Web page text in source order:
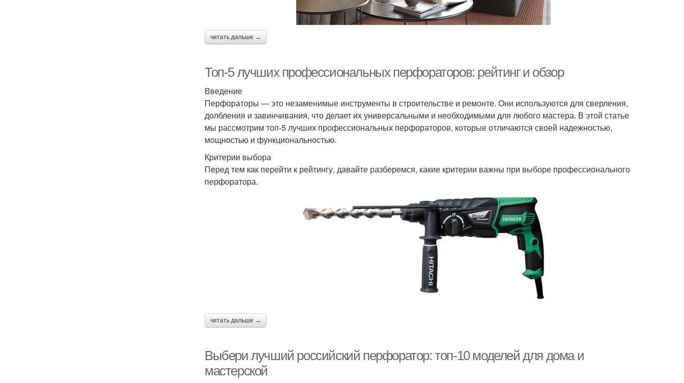
читать дальше →
Топ-5 лучших профессиональных перфораторов: рейтинг и обзор
Введение
Перфораторы — это незаменимые инструменты в строительстве и ремонте. Они используются для сверления,
долбления и завинчивания, что делает их универсальными и необходимыми для любого мастера. В этой статье
мы рассмотрим топ-5 лучших профессиональных перфораторов, которые отличаются своей надежностью,
мощностью и функциональностью.
Критерии выбора
Перед тем как перейти к рейтингу, давайте разберемся, какие критерии важны при выборе профессионального
перфоратора.
читать дальше →
Выбери лучший российский перфоратор: топ-10 моделей для дома и
мастерской